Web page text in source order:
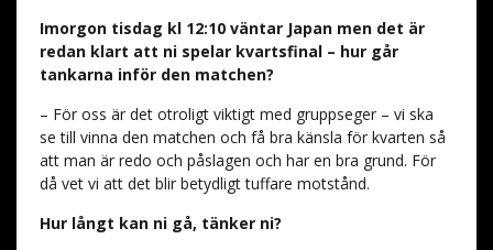
Imorgon tisdag kl 12:10 väntar Japan men det är
redan klart att ni spelar kvartsfinal – hur går
tankarna inför den matchen?
– För oss är det otroligt viktigt med gruppseger – vi ska
se till vinna den matchen och få bra känsla för kvarten så
att man är redo och påslagen och har en bra grund. För
då vet vi att det blir betydligt tuffare motstånd.
Hur långt kan ni gå, tänker ni?